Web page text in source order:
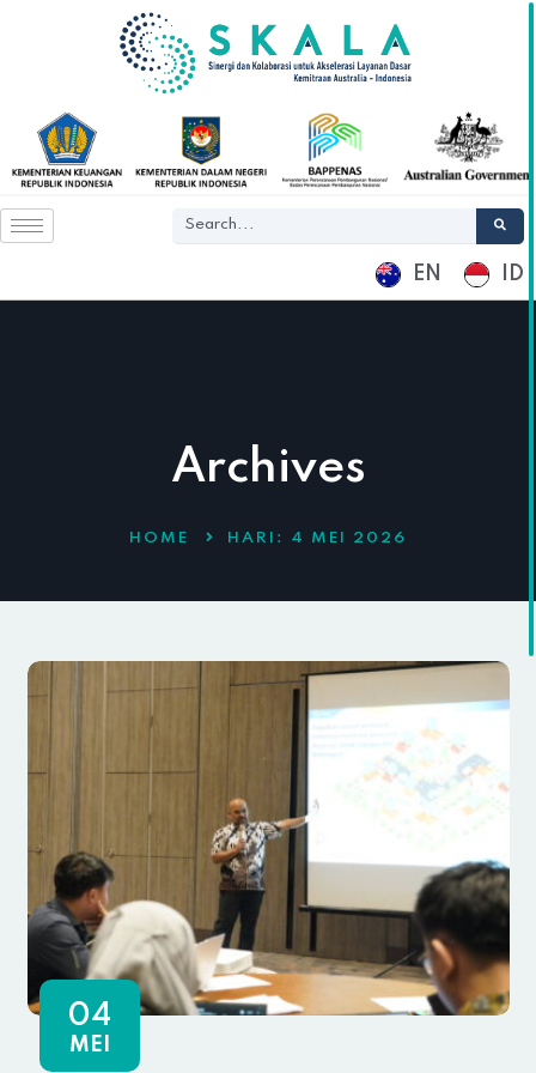
EN ID
Archives
HOME HARI: 4 MEI 2026
04
MEI